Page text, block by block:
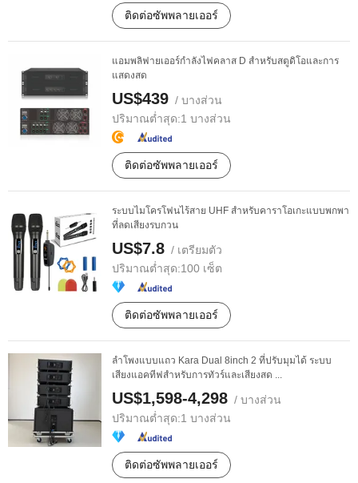
ติดต่อซัพพลายเออร์
แอมพลิฟายเออร์กำลังไฟคลาส D สำหรับสตูดิโอและการ
แสดงสด
US$439 / บางส่วน
ปริมาณต่ำสุด:1 บางส่วน
ติดต่อซัพพลายเออร์
ระบบไมโครโฟนไร้สาย UHF สำหรับคาราโอเกะแบบพกพา
ที่ลดเสียงรบกวน
US$7.8 / เตรียมตัว
ปริมาณต่ำสุด:100 เซ็ต
ติดต่อซัพพลายเออร์
ลำโพงแบบแถว Kara Dual 8inch 2 ที่ปรับมุมได้ ระบบ
เสียงแอคทีฟสำหรับการทัวร์และเสียงสด ...
US$1,598-4,298 / บางส่วน
ปริมาณต่ำสุด:1 บางส่วน
ติดต่อซัพพลายเออร์